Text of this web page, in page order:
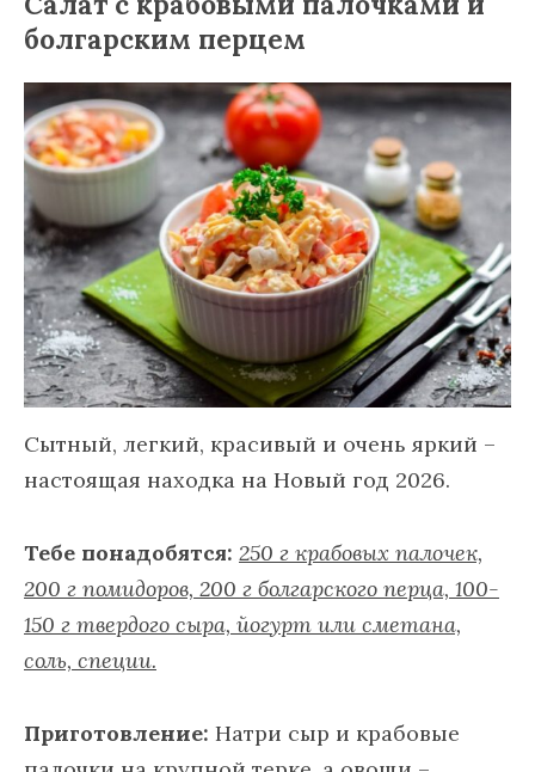
болгарским перцем
Сытный, легкий, красивый и очень яркий –
настоящая находка на Новый год 2026.
Тебе понадобятся: 250 г крабовых палочек,
200 г помидоров, 200 г болгарского перца, 100-
150 г твердого сыра, йогурт или сметана,
соль, специи.
Приготовление: Натри сыр и крабовые